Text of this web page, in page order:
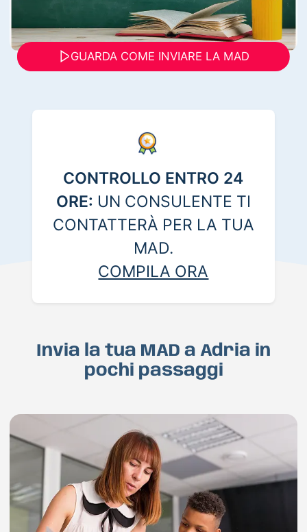
GUARDA COME INVIARE LA MAD
CONTROLLO ENTRO 24
ORE: UN CONSULENTE TI
CONTATTERÀ PER LA TUA
MAD.
COMPILA ORA
Invia la tua MAD a Adria in
pochi passaggi